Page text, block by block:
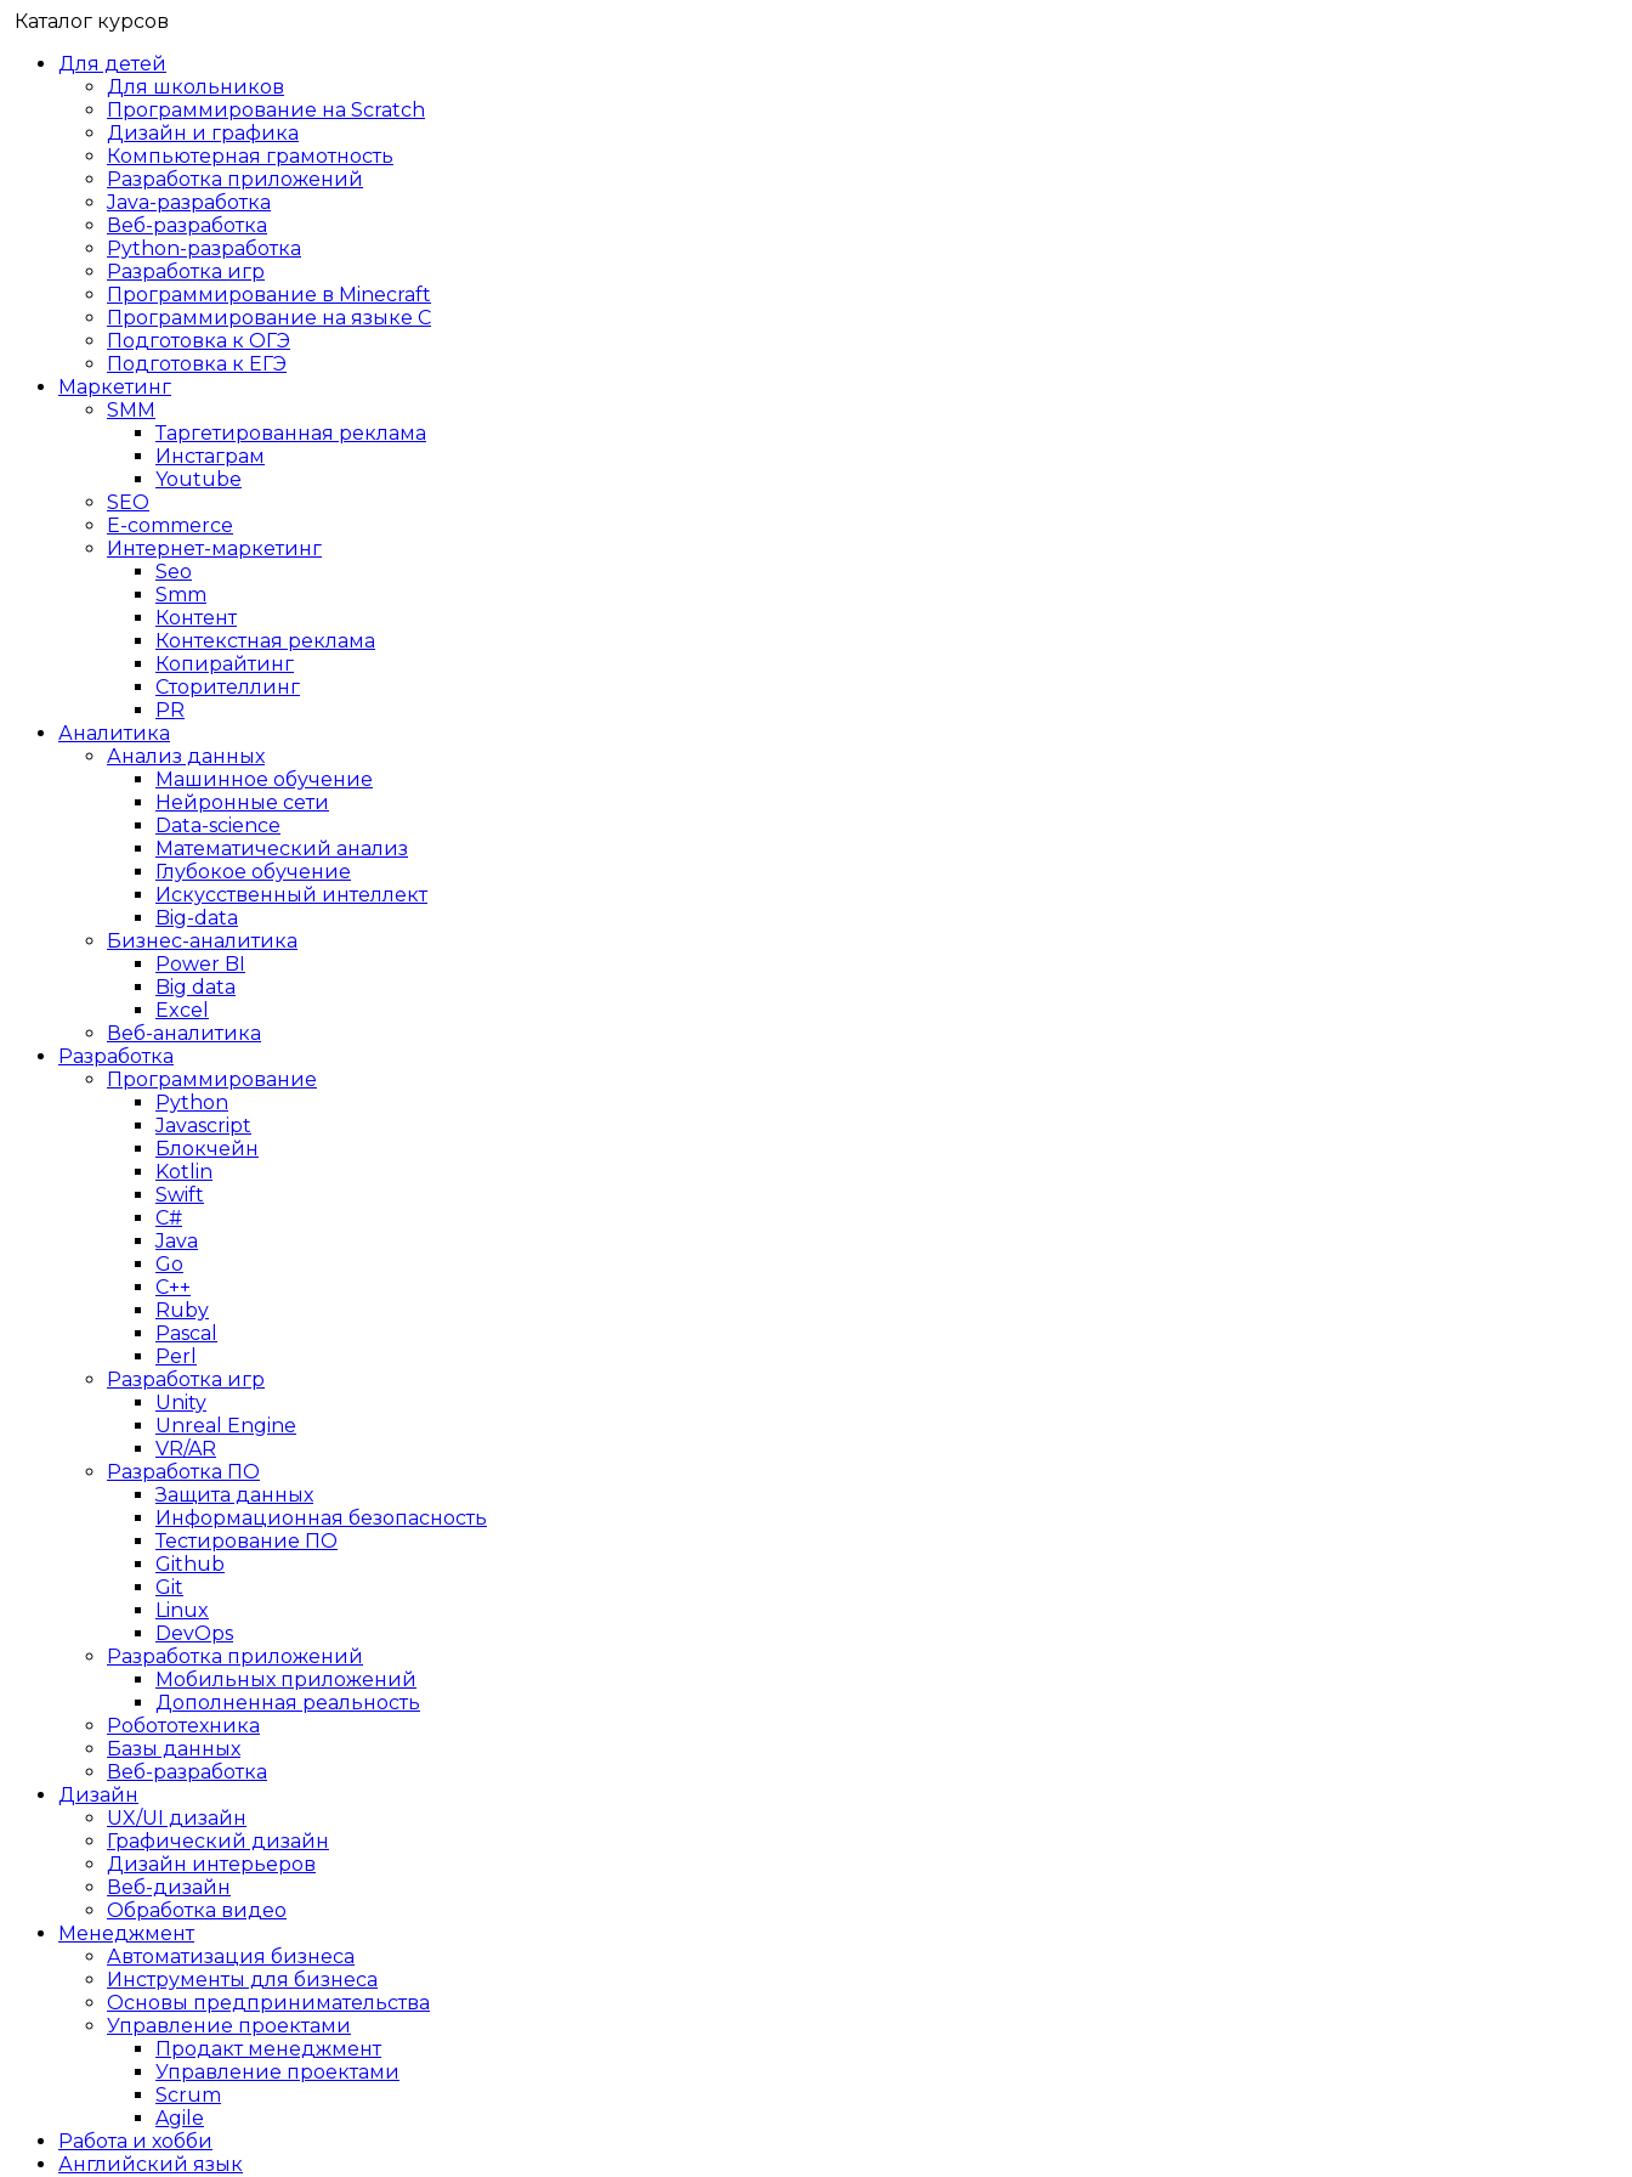
Каталог курсов
Для детей
Для школьников
Программирование на Scratch
Дизайн и графика
Компьютерная грамотность
Разработка приложений
Java-разработка
Веб-разработка
Python-разработка
Разработка игр
Программирование в Minecraft
Программирование на языке C
Подготовка к ОГЭ
Подготовка к ЕГЭ
Маркетинг
SMM
Таргетированная реклама
Инстаграм
Youtube
SEO
E-сommerce
Интернет-маркетинг
Seo
Smm
Контент
Контекстная реклама
Копирайтинг
Сторителлинг
PR
Аналитика
Анализ данных
Машинное обучение
Нейронные сети
Data-science
Математический анализ
Глубокое обучение
Искусственный интеллект
Big-data
Бизнес-аналитика
Power BI
Big data
Excel
Веб-аналитика
Разработка
Программирование
Python
Javascript
Блокчейн
Kotlin
Swift
C#
Java
Go
C++
Ruby
Pascal
Perl
Разработка игр
Unity
Unreal Engine
VR/AR
Разработка ПО
Защита данных
Информационная безопасность
Тестирование ПО
Github
Git
Linux
DevOps
Разработка приложений
Мобильных приложений
Дополненная реальность
Робототехника
Базы данных
Веб-разработка
Дизайн
UX/UI дизайн
Графический дизайн
Дизайн интерьеров
Веб-дизайн
Обработка видео
Менеджмент
Автоматизация бизнеса
Инструменты для бизнеса
Основы предпринимательства
Управление проектами
Продакт менеджмент
Управление проектами
Scrum
Agile
Работа и хобби
Английский язык